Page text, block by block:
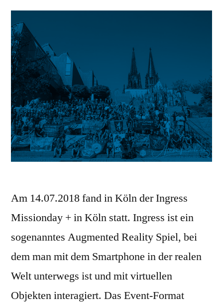
Am 14.07.2018 fand in Köln der Ingress
Missionday + in Köln statt. Ingress ist ein
sogenanntes Augmented Reality Spiel, bei
dem man mit dem Smartphone in der realen
Welt unterwegs ist und mit virtuellen
Objekten interagiert. Das Event-Format